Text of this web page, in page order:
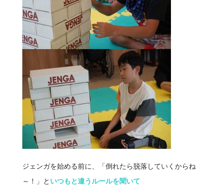
ジェンガを始める前に、「倒れたら脱落していくからね
～！」と いつもと違うルールを聞いて